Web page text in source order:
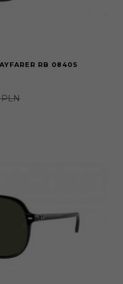
RB 0840S